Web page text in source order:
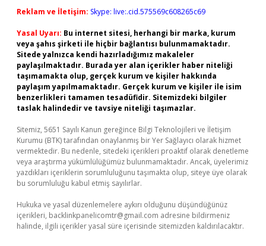
Reklam ve İletişim: Skype: live:.cid.575569c608265c69
Yasal Uyarı: Bu internet sitesi, herhangi bir marka, kurum
veya şahıs şirketi ile hiçbir bağlantısı bulunmamaktadır.
Sitede yalnızca kendi hazırladığımız makaleler
paylaşılmaktadır. Burada yer alan içerikler haber niteliği
taşımamakta olup, gerçek kurum ve kişiler hakkında
paylaşım yapılmamaktadır. Gerçek kurum ve kişiler ile isim
benzerlikleri tamamen tesadüfidir. Sitemizdeki bilgiler
taslak halindedir ve tavsiye niteliği taşımazlar.
Sitemiz, 5651 Sayılı Kanun gereğince Bilgi Teknolojileri ve İletişim
Kurumu (BTK) tarafından onaylanmış bir Yer Sağlayıcı olarak hizmet
vermektedir. Bu nedenle, sitedeki içerikleri proaktif olarak denetleme
veya araştırma yükümlülüğümüz bulunmamaktadır. Ancak, üyelerimiz
yazdıkları içeriklerin sorumluluğunu taşımakta olup, siteye üye olarak
bu sorumluluğu kabul etmiş sayılırlar.
Hukuka ve yasal düzenlemelere aykırı olduğunu düşündüğünüz
içerikleri, backlinkpanelicomtr@gmail.com adresine bildirmeniz
halinde, ilgili içerikler yasal süre içerisinde sitemizden kaldırılacaktır.